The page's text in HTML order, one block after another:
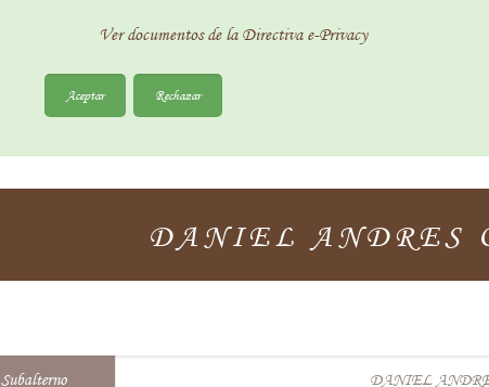
Ver documentos de la Directiva e-Privacy
Aceptar Rechazar
DANIEL ANDRES
Subalterno DANIEL